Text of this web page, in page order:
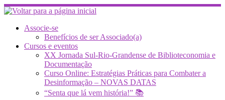
Skip
to
contentAssocie-se
Benefícios de ser Associado(a)
Cursos e eventos
XX Jornada Sul-Rio-Grandense de Biblioteconomia e
Documentação
Curso Online: Estratégias Práticas para Combater a
Desinformação – NOVAS DATAS
“Senta que lá vem história!” 📚